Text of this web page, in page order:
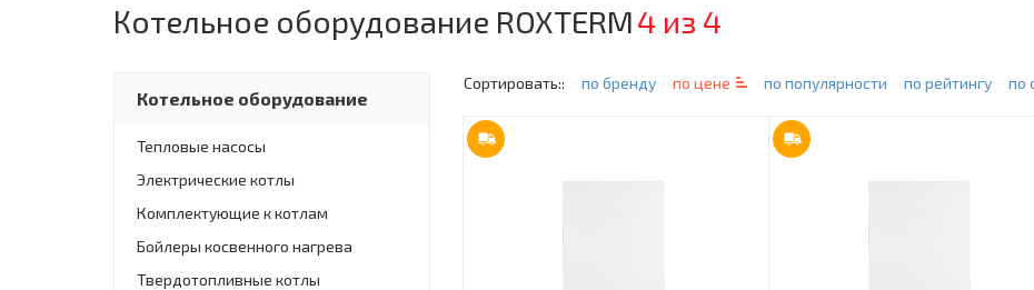
Котельное оборудование ROXTERM4 из 4
Котельное оборудование
Тепловые насосы
Электрические котлы
Комплектующие к котлам
Бойлеры косвенного нагрева
Твердотопливные котлы
Сортировать:: по бренду по цене по популярности по рейтингу по